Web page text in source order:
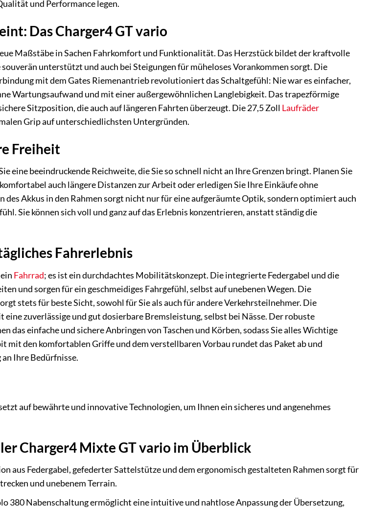
und Performance legen.
Das Charger4 GT vario
Maßstäbe in Sachen Fahrkomfort und Funktionalität. Das Herzstück bildet der kraftvolle
unterstützt und auch bei Steigungen für müheloses Vorankommen sorgt. Die
mit dem Gates Riemenantrieb revolutioniert das Schaltgefühl: Nie war es einfacher,
Wartungsaufwand und mit einer außergewöhnlichen Langlebigkeit. Das trapezförmige
Sitzposition, die auch auf längeren Fahrten überzeugt. Die 27,5 Zoll Laufräder
Grip auf unterschiedlichsten Untergründen.
Freiheit
eine beeindruckende Reichweite, die Sie so schnell nicht an Ihre Grenzen bringt. Planen Sie
auch längere Distanzen zur Arbeit oder erledigen Sie Ihre Einkäufe ohne
Akkus in den Rahmen sorgt nicht nur für eine aufgeräumte Optik, sondern optimiert auch
Sie können sich voll und ganz auf das Erlebnis konzentrieren, anstatt ständig die
Fahrerlebnis
Fahrrad; es ist ein durchdachtes Mobilitätskonzept. Die integrierte Federgabel und die
und sorgen für ein geschmeidiges Fahrgefühl, selbst auf unebenen Wegen. Die
stets für beste Sicht, sowohl für Sie als auch für andere Verkehrsteilnehmer. Die
zuverlässige und gut dosierbare Bremsleistung, selbst bei Nässe. Der robuste
das einfache und sichere Anbringen von Taschen und Körben, sodass Sie alles Wichtige
mit den komfortablen Griffe und dem verstellbaren Vorbau rundet das Paket ab und
Ihre Bedürfnisse.
auf bewährte und innovative Technologien, um Ihnen ein sicheres und angenehmes
Charger4 Mixte GT vario im Überblick
aus Federgabel, gefederter Sattelstütze und dem ergonomisch gestalteten Rahmen sorgt für
und unebenem Terrain.
380 Nabenschaltung ermöglicht eine intuitive und nahtlose Anpassung der Übersetzung,